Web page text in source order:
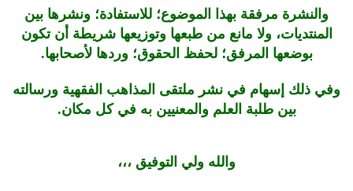
والنشرة مرفقة بهذا الموضوع؛ للاستفادة؛ ونشرها بين
المنتديات، ولا مانع من طبعها وتوزيعها شريطة أن تكون
بوضعها المرفق؛ لحفظ الحقوق؛ وردها لأصحابها.
وفي ذلك إسهام في نشر ملتقى المذاهب الفقهية ورسالته
بين طلبة العلم والمعنيين به في كل مكان.
والله ولي التوفيق ،،،